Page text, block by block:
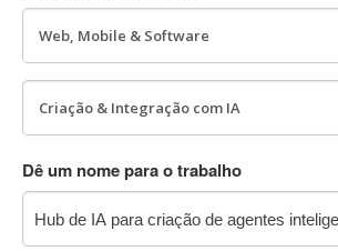
Dê um nome para o trabalho